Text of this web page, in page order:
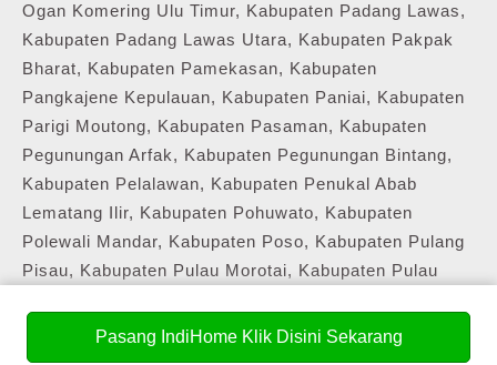
Ogan Komering Ulu Timur, Kabupaten Padang Lawas,
Kabupaten Padang Lawas Utara, Kabupaten Pakpak
Bharat, Kabupaten Pamekasan, Kabupaten
Pangkajene Kepulauan, Kabupaten Paniai, Kabupaten
Parigi Moutong, Kabupaten Pasaman, Kabupaten
Pegunungan Arfak, Kabupaten Pegunungan Bintang,
Kabupaten Pelalawan, Kabupaten Penukal Abab
Lematang Ilir, Kabupaten Pohuwato, Kabupaten
Polewali Mandar, Kabupaten Poso, Kabupaten Pulang
Pisau, Kabupaten Pulau Morotai, Kabupaten Pulau
Kabupaten Raja Ampat, Kabupaten Rokan Hulu,
Kabupaten Sabu Raijua, Kabupaten Sampang,
Pasang IndiHome Klik Disini Sekarang